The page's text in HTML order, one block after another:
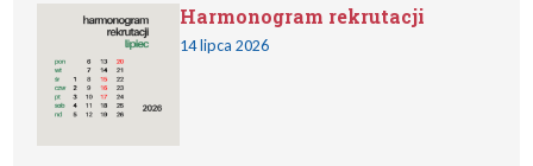
Harmonogram rekrutacji
14 lipca 2026